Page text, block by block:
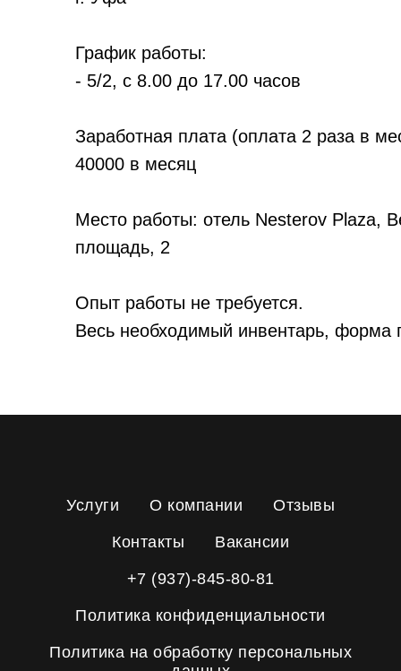
График работы:
- 5/2, с 8.00 до 17.00 часов
Заработная плата (оплата 2 раза в
40000 в месяц
Место работы: отель Nesterov Plaza,
площадь, 2
Опыт работы не требуется.
Весь необходимый инвентарь, форма
Услуги О компании Отзывы
Контакты Вакансии
+7 (937)-845-80-81
Политика конфиденциальности
Политика на обработку персональных